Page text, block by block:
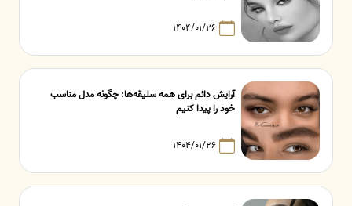
۱۴۰۴/۰۱/۲۶
آرایش دائم برای همه سلیقه‌ها: چگونه مدل مناسب
خود را پیدا کنیم
۱۴۰۴/۰۱/۲۶